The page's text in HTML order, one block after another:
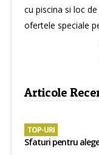
cu piscina si loc
ofertele speciale
Articole
TOP-URI
Sfaturi pentru